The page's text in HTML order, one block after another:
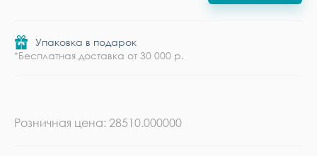
Упаковка в подарок
*Бесплатная доставка от 30 000 р.
Розничная цена: 28510.000000